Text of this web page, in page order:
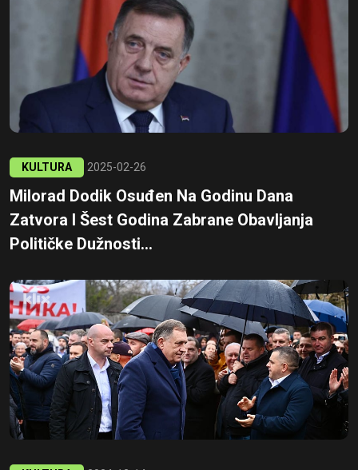
KULTURA 2025-02-26
Milorad Dodik Osuđen Na Godinu Dana
Zatvora I Šest Godina Zabrane Obavljanja
Političke Dužnosti...